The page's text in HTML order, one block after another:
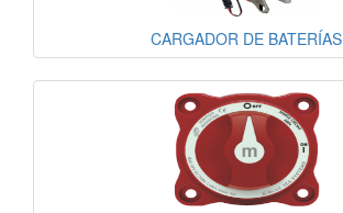
CARGADOR DE BATERÍAS